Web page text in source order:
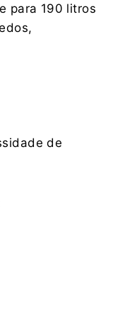
para 190 litros
de